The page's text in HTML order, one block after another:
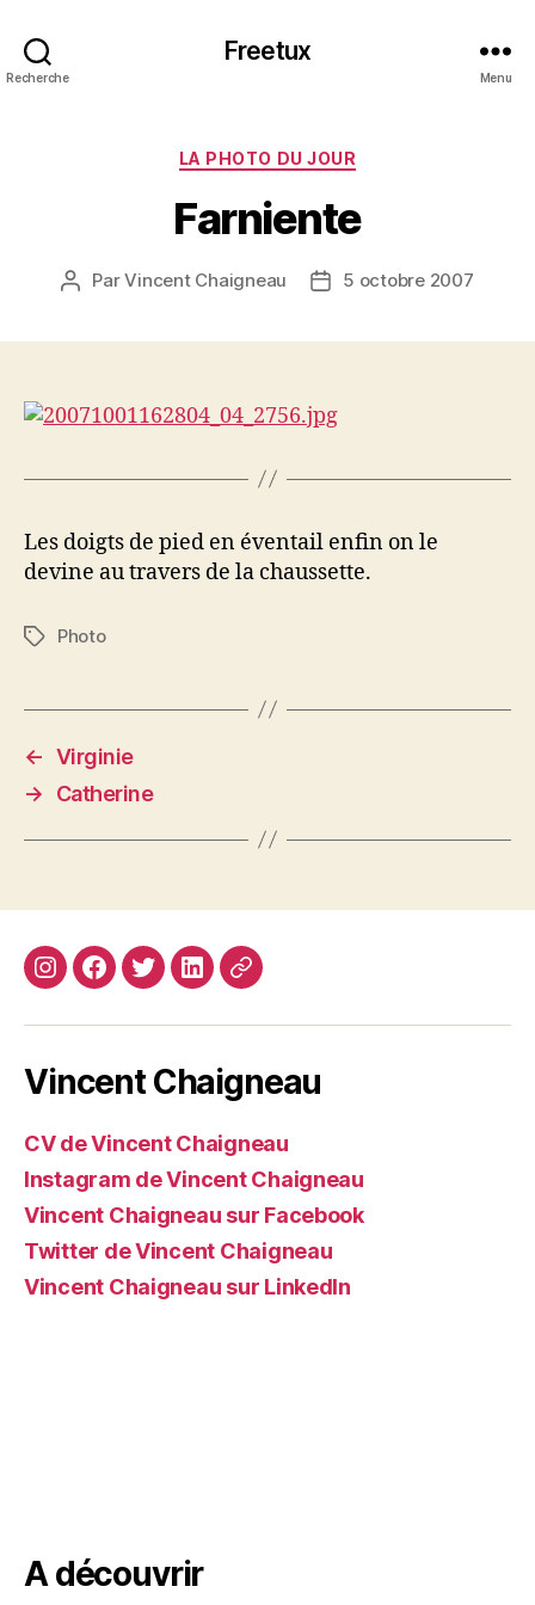
Recherche
Freetux
Menu
Catégories
LA PHOTO DU JOUR
Farniente
Auteur
ParVincent Chaigneau
Date5 octobre 2007
Les doigts de pied en éventail enfin on le
devine au travers de la chaussette.
Étiquettes
Photo
← Virginie
→
Catherine
InstagramFacebook
TwitterLinkedin
Site
Vincent Chaigneau
CV de Vincent Chaigneau
Instagram de Vincent Chaigneau
Vincent Chaigneau sur Facebook
Twitter de Vincent Chaigneau
Vincent Chaigneau sur LinkedIn
A découvrir